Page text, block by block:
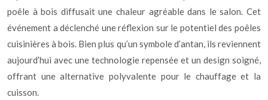
poêle à bois diffusait une chaleur agréable dans le salon. Cet
événement a déclenché une réflexion sur le potentiel des poêles
cuisinières à bois. Bien plus qu’un symbole d’antan, ils reviennent
aujourd’hui avec une technologie repensée et un design soigné,
offrant une alternative polyvalente pour le chauffage et la
cuisson.